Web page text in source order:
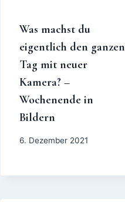
Was machst du
eigentlich den ganzen
Tag mit neuer
Kamera? –
Wochenende in
Bildern
6. Dezember 2021